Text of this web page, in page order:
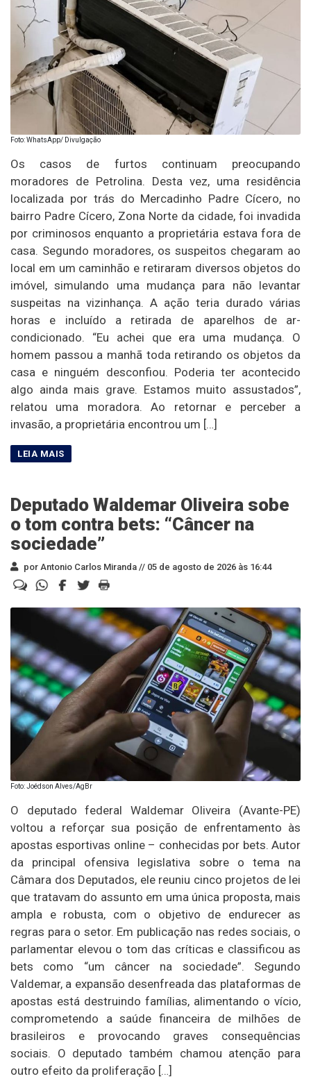
Foto: WhatsApp/ Divulgação
Os casos de furtos continuam preocupando
moradores de Petrolina. Desta vez, uma residência
localizada por trás do Mercadinho Padre Cícero, no
bairro Padre Cícero, Zona Norte da cidade, foi invadida
por criminosos enquanto a proprietária estava fora de
casa. Segundo moradores, os suspeitos chegaram ao
local em um caminhão e retiraram diversos objetos do
imóvel, simulando uma mudança para não levantar
suspeitas na vizinhança. A ação teria durado várias
horas e incluído a retirada de aparelhos de ar-
condicionado. “Eu achei que era uma mudança. O
homem passou a manhã toda retirando os objetos da
casa e ninguém desconfiou. Poderia ter acontecido
algo ainda mais grave. Estamos muito assustados”,
relatou uma moradora. Ao retornar e perceber a
invasão, a proprietária encontrou um […]
Deputado Waldemar Oliveira sobe
o tom contra bets: “Câncer na
sociedade”
por Antonio Carlos Miranda // 05 de agosto de 2026 às 16:44
Foto: Joédson Alves/AgBr
O deputado federal Waldemar Oliveira (Avante-PE)
voltou a reforçar sua posição de enfrentamento às
apostas esportivas online – conhecidas por bets. Autor
da principal ofensiva legislativa sobre o tema na
Câmara dos Deputados, ele reuniu cinco projetos de lei
que tratavam do assunto em uma única proposta, mais
ampla e robusta, com o objetivo de endurecer as
regras para o setor. Em publicação nas redes sociais, o
parlamentar elevou o tom das críticas e classificou as
bets como “um câncer na sociedade”. Segundo
Valdemar, a expansão desenfreada das plataformas de
apostas está destruindo famílias, alimentando o vício,
comprometendo a saúde financeira de milhões de
brasileiros e provocando graves consequências
sociais. O deputado também chamou atenção para
outro efeito da proliferação […]